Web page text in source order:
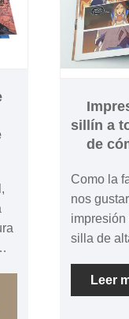
sillín a
de
Como la
nos
silla de
un
contigo.
Leer